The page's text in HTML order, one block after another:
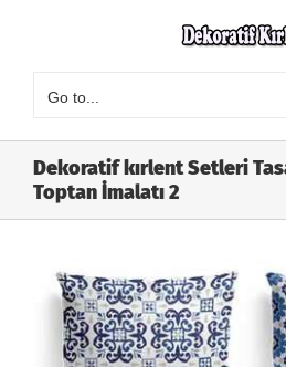
Go to...
Dekoratif kırlent Setleri
Toptan İmalatı 2